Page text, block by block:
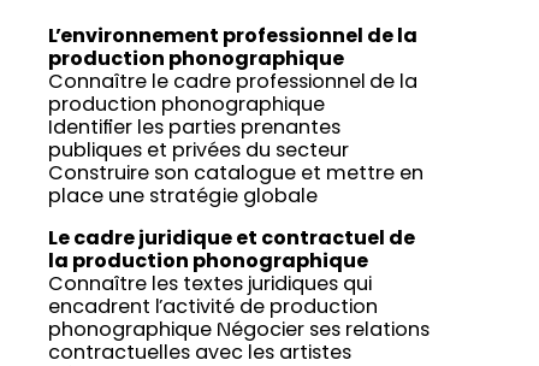
L’environnement professionnel de la
production phonographique
Connaître le cadre professionnel de la
production phonographique
Identifier les parties prenantes
publiques et privées du secteur
Construire son catalogue et mettre en
place une stratégie globale
Le cadre juridique et contractuel de
la production phonographique
Connaître les textes juridiques qui
encadrent l’activité de production
phonographique Négocier ses relations
contractuelles avec les artistes